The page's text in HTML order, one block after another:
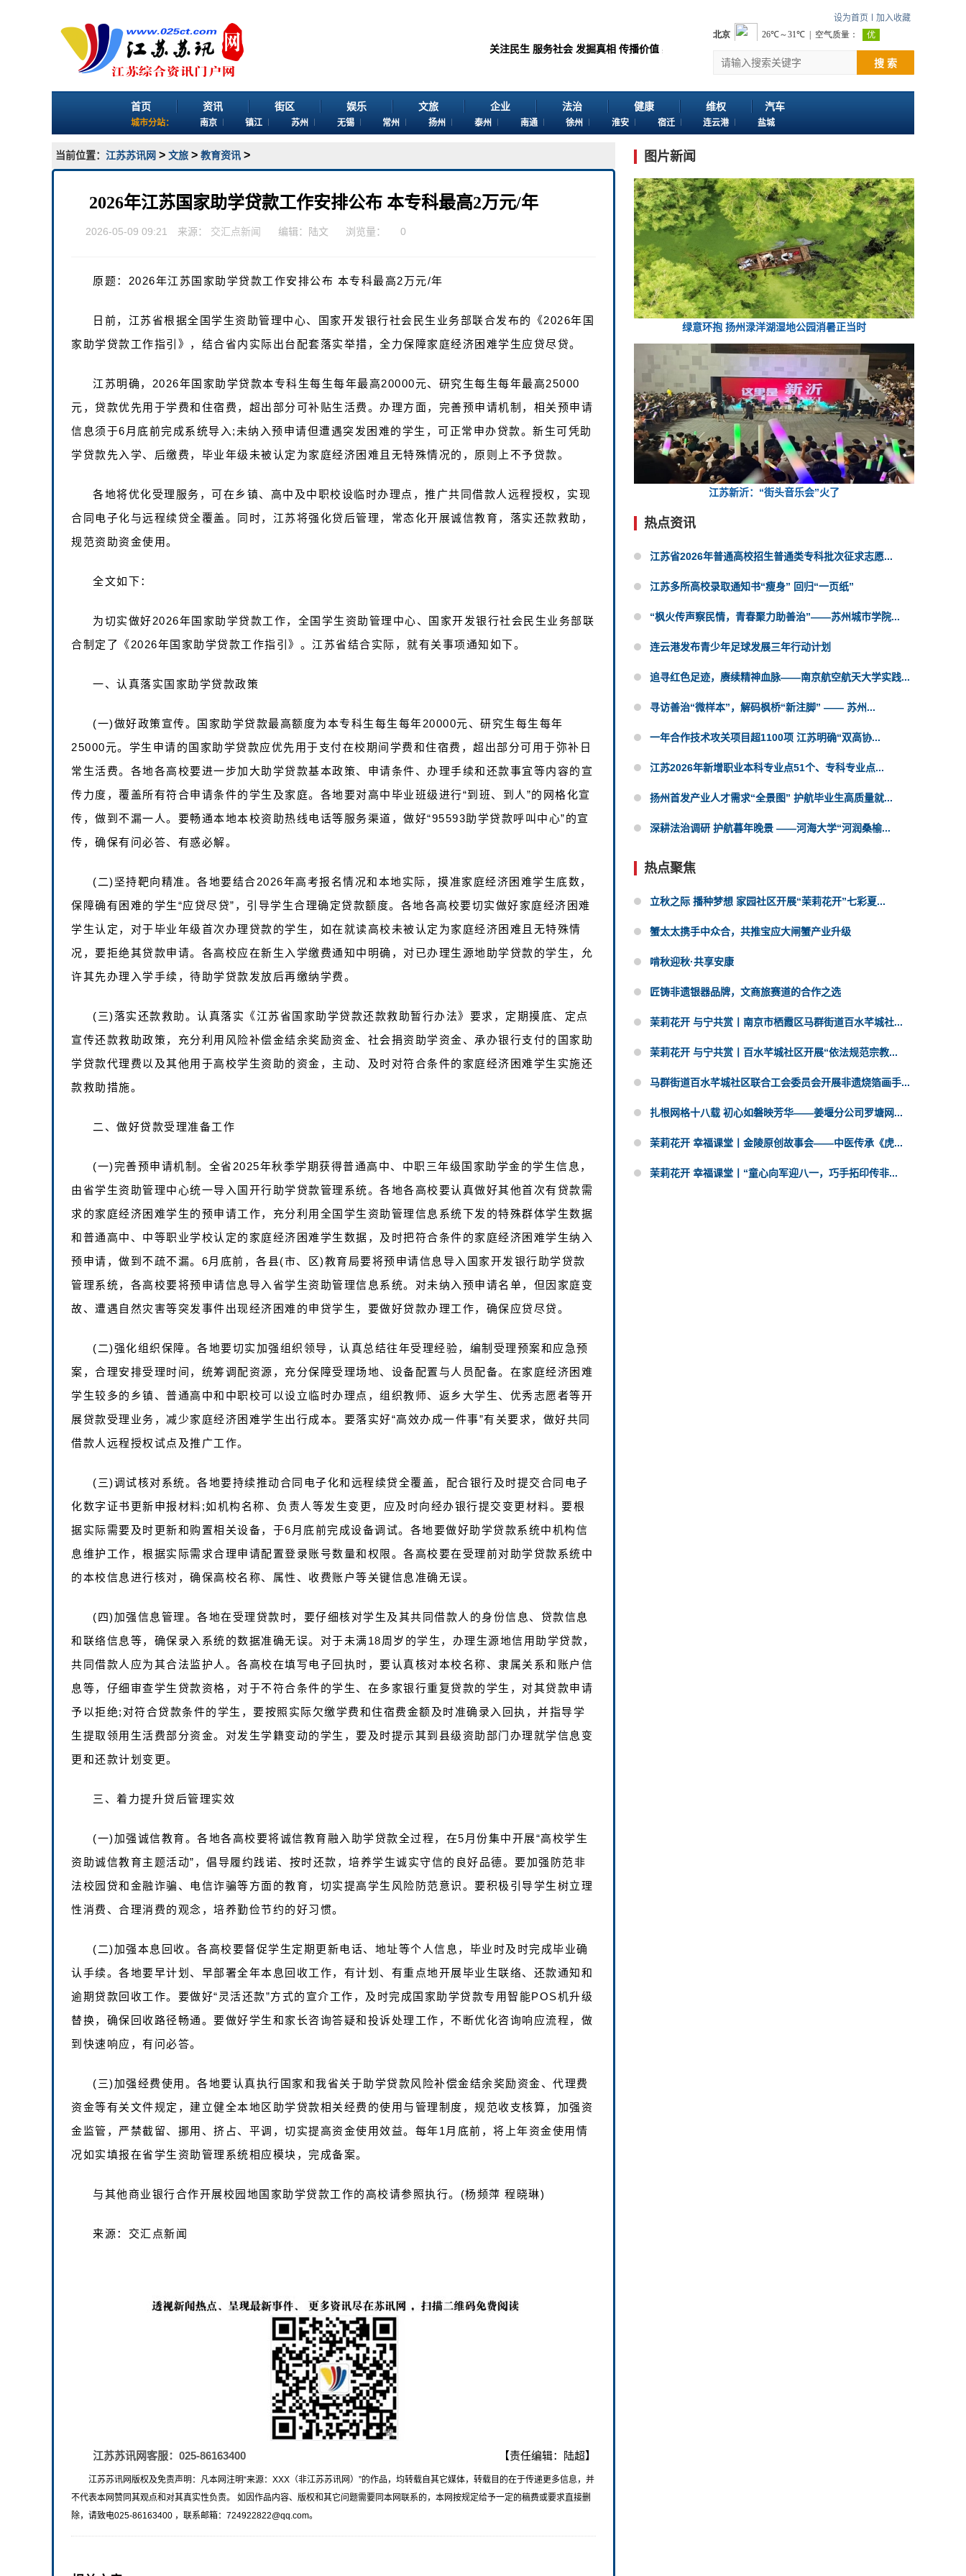
设为首页 加入收藏
关注民生 服务社会 发掘真相 传播价值 感谢您浏览江苏苏讯网。 欢迎投稿：邮箱724922822@qq.com 客服
搜 索
首页 资讯 街区 娱乐 文旅 企业 法治 健康 维权 汽车
城市分站： 南京 镇江 苏州 无锡 常州 扬州 泰州 南通 徐州 淮安 宿迁 连云港 盐城
当前位置： 江苏苏讯网 > 文旅 > 教育资讯 >
2026年江苏国家助学贷款工作安排公布 本专科最高2万元/年
2026-05-09 09:21 来源： 交汇点新闻 编辑：陆文 浏览量： 0
原题：2026年江苏国家助学贷款工作安排公布 本专科最高2万元/年
日前，江苏省根据全国学生资助管理中心、国家开发银行社会民生业务部联合发布的《2026年国
家助学贷款工作指引》，结合省内实际出台配套落实举措，全力保障家庭经济困难学生应贷尽贷。
江苏明确，2026年国家助学贷款本专科生每生每年最高20000元、研究生每生每年最高25000
元，贷款优先用于学费和住宿费，超出部分可补贴生活费。办理方面，完善预申请机制，相关预申请
信息须于6月底前完成系统导入;未纳入预申请但遭遇突发困难的学生，可正常申办贷款。新生可凭助
学贷款先入学、后缴费，毕业年级未被认定为家庭经济困难且无特殊情况的，原则上不予贷款。
各地将优化受理服务，可在乡镇、高中及中职校设临时办理点，推广共同借款人远程授权，实现
合同电子化与远程续贷全覆盖。同时，江苏将强化贷后管理，常态化开展诚信教育，落实还款救助，
规范资助资金使用。
全文如下：
为切实做好2026年国家助学贷款工作，全国学生资助管理中心、国家开发银行社会民生业务部联
合制定了《2026年国家助学贷款工作指引》。江苏省结合实际，就有关事项通知如下。
一、认真落实国家助学贷款政策
(一)做好政策宣传。国家助学贷款最高额度为本专科生每生每年20000元、研究生每生每年
25000元。学生申请的国家助学贷款应优先用于支付在校期间学费和住宿费，超出部分可用于弥补日
常生活费。各地各高校要进一步加大助学贷款基本政策、申请条件、办理手续和还款事宜等内容的宣
传力度，覆盖所有符合申请条件的学生及家庭。各地要对高中毕业班级进行“到班、到人”的网格化宣
传，做到不漏一人。要畅通本地本校资助热线电话等服务渠道，做好“95593助学贷款呼叫中心”的宣
传，确保有问必答、有惑必解。
(二)坚持靶向精准。各地要结合2026年高考报名情况和本地实际，摸准家庭经济困难学生底数，
保障确有困难的学生“应贷尽贷”，引导学生合理确定贷款额度。各地各高校要切实做好家庭经济困难
学生认定，对于毕业年级首次办理贷款的学生，如在就读高校未被认定为家庭经济困难且无特殊情
况，要拒绝其贷款申请。各高校应在新生入学缴费通知中明确，对已办理生源地助学贷款的学生，允
许其先办理入学手续，待助学贷款发放后再缴纳学费。
(三)落实还款救助。认真落实《江苏省国家助学贷款还款救助暂行办法》要求，定期摸底、定点
宣传还款救助政策，充分利用风险补偿金结余奖励资金、社会捐资助学资金、承办银行支付的国家助
学贷款代理费以及其他用于高校学生资助的资金，主动、及时对符合条件的家庭经济困难学生实施还
款救助措施。
二、做好贷款受理准备工作
(一)完善预申请机制。全省2025年秋季学期获得普通高中、中职三年级国家助学金的学生信息，
由省学生资助管理中心统一导入国开行助学贷款管理系统。各地各高校要认真做好其他首次有贷款需
求的家庭经济困难学生的预申请工作，充分利用全国学生资助管理信息系统下发的特殊群体学生数据
和普通高中、中等职业学校认定的家庭经济困难学生数据，及时把符合条件的家庭经济困难学生纳入
预申请，做到不疏不漏。6月底前，各县(市、区)教育局要将预申请信息导入国家开发银行助学贷款
管理系统，各高校要将预申请信息导入省学生资助管理信息系统。对未纳入预申请名单，但因家庭变
故、遭遇自然灾害等突发事件出现经济困难的申贷学生，要做好贷款办理工作，确保应贷尽贷。
(二)强化组织保障。各地要切实加强组织领导，认真总结往年受理经验，编制受理预案和应急预
案，合理安排受理时间，统筹调配资源，充分保障受理场地、设备配置与人员配备。在家庭经济困难
学生较多的乡镇、普通高中和中职校可以设立临时办理点，组织教师、返乡大学生、优秀志愿者等开
展贷款受理业务，减少家庭经济困难学生出行成本。要落实好“高效办成一件事”有关要求，做好共同
借款人远程授权试点及推广工作。
(三)调试核对系统。各地要持续推动合同电子化和远程续贷全覆盖，配合银行及时提交合同电子
化数字证书更新申报材料;如机构名称、负责人等发生变更，应及时向经办银行提交变更材料。要根
据实际需要及时更新和购置相关设备，于6月底前完成设备调试。各地要做好助学贷款系统中机构信
息维护工作，根据实际需求合理申请配置登录账号数量和权限。各高校要在受理前对助学贷款系统中
的本校信息进行核对，确保高校名称、属性、收费账户等关键信息准确无误。
(四)加强信息管理。各地在受理贷款时，要仔细核对学生及其共同借款人的身份信息、贷款信息
和联络信息等，确保录入系统的数据准确无误。对于未满18周岁的学生，办理生源地信用助学贷款，
共同借款人应为其合法监护人。各高校在填写电子回执时，要认真核对本校名称、隶属关系和账户信
息等，仔细审查学生贷款资格，对于不符合条件的学生、在多家银行重复贷款的学生，对其贷款申请
予以拒绝;对符合贷款条件的学生，要按照实际欠缴学费和住宿费金额及时准确录入回执，并指导学
生提取领用生活费部分资金。对发生学籍变动的学生，要及时提示其到县级资助部门办理就学信息变
更和还款计划变更。
三、着力提升贷后管理实效
(一)加强诚信教育。各地各高校要将诚信教育融入助学贷款全过程，在5月份集中开展“高校学生
资助诚信教育主题活动”，倡导履约践诺、按时还款，培养学生诚实守信的良好品德。要加强防范非
法校园贷和金融诈骗、电信诈骗等方面的教育，切实提高学生风险防范意识。要积极引导学生树立理
性消费、合理消费的观念，培养勤俭节约的好习惯。
(二)加强本息回收。各高校要督促学生定期更新电话、地址等个人信息，毕业时及时完成毕业确
认手续。各地要早计划、早部署全年本息回收工作，有计划、有重点地开展毕业生联络、还款通知和
逾期贷款回收工作。要做好“灵活还款”方式的宣介工作，及时完成国家助学贷款专用智能POS机升级
替换，确保回收路径畅通。要做好学生和家长咨询答疑和投诉处理工作，不断优化咨询响应流程，做
到快速响应，有问必答。
(三)加强经费使用。各地要认真执行国家和我省关于助学贷款风险补偿金结余奖励资金、代理费
资金等有关文件规定，建立健全本地区助学贷款相关经费的使用与管理制度，规范收支核算，加强资
金监管，严禁截留、挪用、挤占、平调，切实提高资金使用效益。每年1月底前，将上年资金使用情
况如实填报在省学生资助管理系统相应模块，完成备案。
与其他商业银行合作开展校园地国家助学贷款工作的高校请参照执行。(杨频萍 程晓琳)
来源：交汇点新闻
江苏苏讯网客服：025-86163400 【责任编辑：陆超】
江苏苏讯网版权及免责声明：凡本网注明“来源：XXX（非江苏苏讯网）”的作品，均转载自其它媒体，转载目的在于传递更多信息，并
不代表本网赞同其观点和对其真实性负责。 如因作品内容、版权和其它问题需要同本网联系的，本网按规定给予一定的稿费或要求直接删
除，请致电025-86163400 ，联系邮箱：724922822@qq.com。
图片新闻
绿意环抱 扬州渌洋湖湿地公园消暑正当时
江苏新沂：“街头音乐会”火了
热点资讯
江苏省2026年普通高校招生普通类专科批次征求志愿...
江苏多所高校录取通知书“瘦身” 回归“一页纸”
“枫火传声察民情，青春聚力助善治”——苏州城市学院...
连云港发布青少年足球发展三年行动计划
追寻红色足迹，赓续精神血脉——南京航空航天大学实践...
寻访善治“微样本”，解码枫桥“新注脚” —— 苏州...
一年合作技术攻关项目超1100项 江苏明确“双高协...
江苏2026年新增职业本科专业点51个、专科专业点...
扬州首发产业人才需求“全景图” 护航毕业生高质量就...
深耕法治调研 护航暮年晚景 ——河海大学“河润桑榆...
热点聚焦
立秋之际 播种梦想 家园社区开展“茉莉花开”七彩夏...
蟹太太携手中众合，共推宝应大闸蟹产业升级
啃秋迎秋·共享安康
匠铸非遗银器品牌，文商旅赛道的合作之选
茉莉花开 与宁共赏丨南京市栖霞区马群街道百水芊城社...
茉莉花开 与宁共赏丨百水芊城社区开展“依法规范宗教...
马群街道百水芊城社区联合工会委员会开展非遗烧箔画手...
扎根网格十八载 初心如磐映芳华——姜堰分公司罗塘网...
茉莉花开 幸福课堂丨金陵原创故事会——中医传承《虎...
茉莉花开 幸福课堂丨“童心向军迎八一，巧手拓印传非...